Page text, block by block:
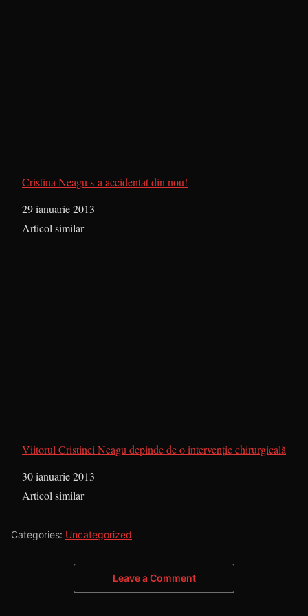
Cristina Neagu s-a accidentat din nou!
Dată
29 ianuarie 2013
În legătură cu
Articol similar
Viitorul Cristinei Neagu depinde de o intervenţie chirurgicală
Dată
30 ianuarie 2013
În legătură cu
Articol similar
Categories: Uncategorized
Leave a Comment